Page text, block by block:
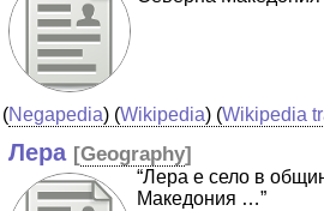
(Negapedia) (Wikipedia) (Wikipedia
Лера [Geography]
“Лера е село в
Македония …”